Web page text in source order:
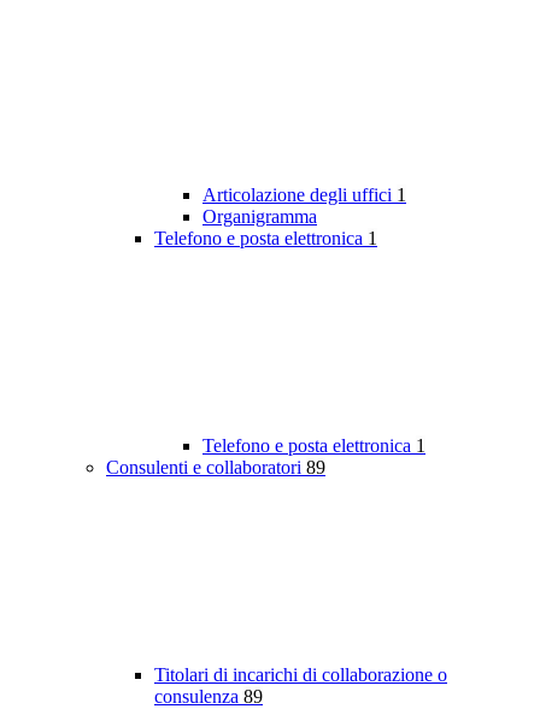
Articolazione degli uffici 1
Organigramma
Telefono e posta elettronica 1
Telefono e posta elettronica 1
Consulenti e collaboratori 89
Titolari di incarichi di collaborazione o
consulenza 89